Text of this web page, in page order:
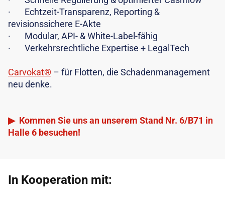
· Echtzeit-Transparenz, Reporting &
revisionssichere E-Akte
· Modular, API- & White-Label-fähig
· Verkehrsrechtliche Expertise + LegalTech
Carvokat® – für Flotten, die Schadenmanagement
neu denke.
▶ Kommen Sie uns an unserem Stand Nr. 6/B71 in
Halle 6 besuchen!
In Kooperation mit: